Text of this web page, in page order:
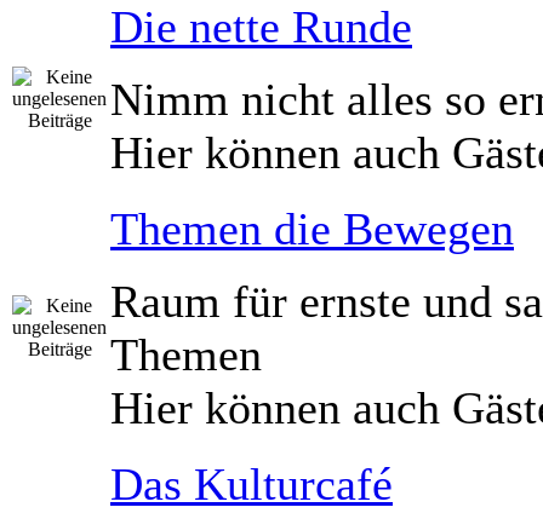
Die nette Runde
Nimm nicht alles so
Hier können auch
Themen die Bewegen
Raum für ernste und
Themen
Hier können auch
Das Kulturcafé